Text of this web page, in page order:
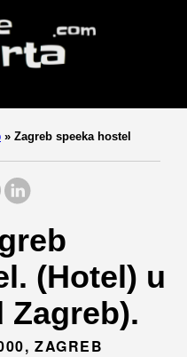
» Zagreb speeka hostel
(Hotel) u
Zagreb).
ZAGREB